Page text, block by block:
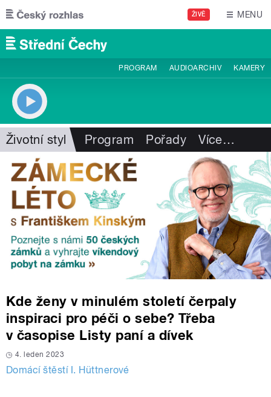
Přejít k hlavnímu obsahu
ŽIVĚ MENU
PROGRAM AUDIOARCHIV KAMERY
Životní styl Program Pořady Více…
Kde ženy v minulém století čerpaly
inspiraci pro péči o sebe? Třeba
v časopise Listy paní a dívek
4. leden 2023
Domácí štěstí I. Hüttnerové